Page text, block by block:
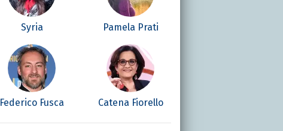
Syria Pamela Prati
Federico Fusca Catena Fiorello